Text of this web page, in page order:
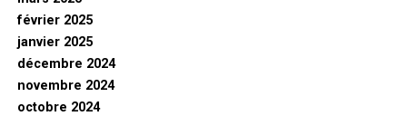
février 2025
janvier 2025
décembre 2024
novembre 2024
octobre 2024